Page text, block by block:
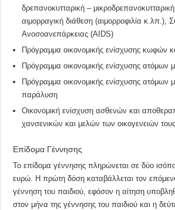
δρεπανοκυτταρική –
αιμορραγική διάθεση (αιμορροφιλία κ.λπ.),
Ανοσοανεπάρκειας (AIDS)
Πρόγραμμα οικονομικής ενίσχυσης κωφών
Πρόγραμμα οικονομικής ενίσχυσης ατόμων
Πρόγραμμα οικονομικής ενίσχυσης ατόμων
παράλυση
Οικονομική ενίσχυση ασθενών και
χανσενικών και μελών των οικογενειών τους
Επίδομα Γέννησης
Το επίδομα γέννησης πληρώνεται σε δύο
ευρώ. Η πρώτη δόση καταβάλλεται τον
γέννηση του παιδιού, εφόσον η αίτηση
στον μήνα της γέννησης του παιδιού και η